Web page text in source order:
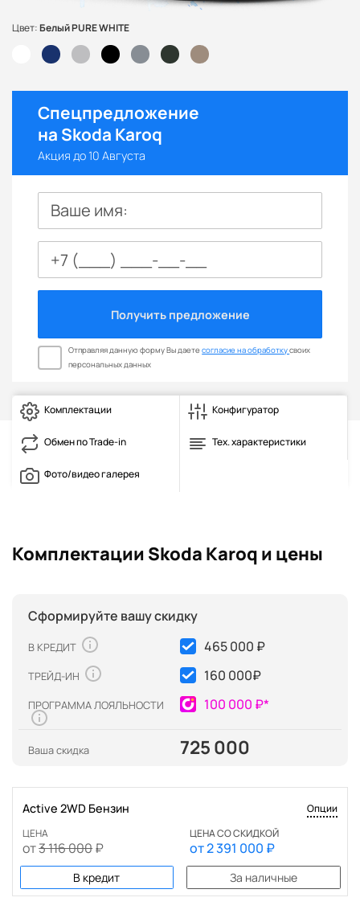
Цвет:Белый PURE WHITE
Спецпредложение
на Skoda Karoq
Акция до 10 Августа
Ваше имя:
Получить предложение
Отправляя данную форму Вы даетесогласие на обработкусвоих
персональных данных
Комплектации Конфигуратор
Обмен по Trade-in Тех. характеристики
Фото/видео галерея
Комплектации Skoda Karoq и цены
Сформируйте вашу скидку
В КРЕДИТ 465 000 ₽
ТРЕЙД-ИН 160 000₽
ПРОГРАММА ЛОЯЛЬНОСТИ 100 000 ₽*
Ваша скидка 725 000
Опции
Active 2WD Бензин
ЦЕНА
от3 116 000₽
ЦЕНА СО СКИДКОЙ
от2 391 000 ₽
В кредит За наличные